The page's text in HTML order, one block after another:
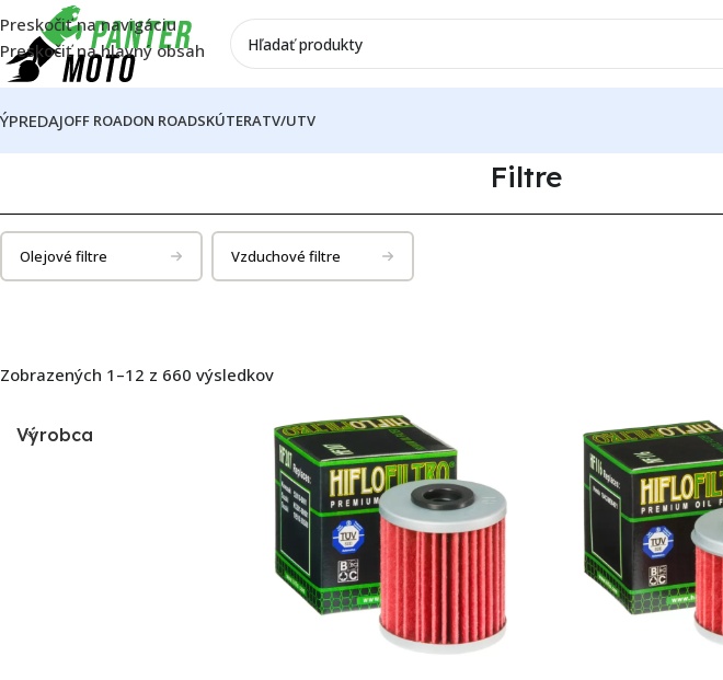
Preskočiť na navigáciu
Preskočiť na hlavný obsah
OFF ROADON ROADSKÚTERATV/UTV
Filtre
Olejové filtre Vzduchové filtre
Zobrazených 1–12 z 660 výsledkov
Výrobca